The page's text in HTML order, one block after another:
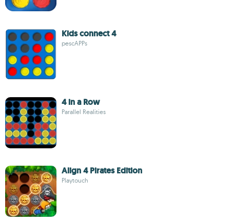
Kids connect 4
pescAPPs
4 in a Row
Parallel Realities
Align 4 Pirates Edition
Playtouch